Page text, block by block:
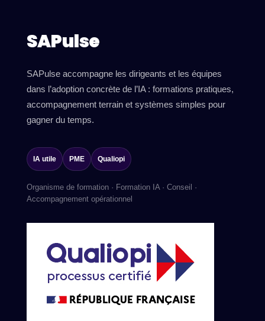
SAPulse
SAPulse accompagne les dirigeants et les équipes
dans l’adoption concrète de l’IA : formations pratiques,
accompagnement terrain et systèmes simples pour
gagner du temps.
IA utile PME Qualiopi
Organisme de formation · Formation IA · Conseil ·
Accompagnement opérationnel